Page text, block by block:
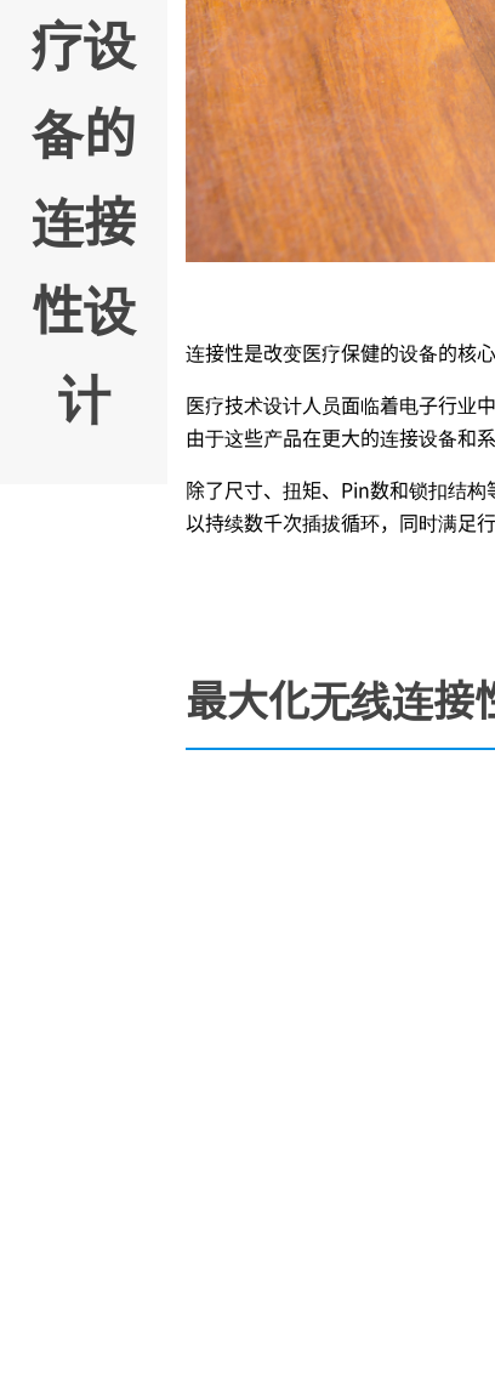
疗设
备的
连接
性设
计
连接性是改变医疗保健的设备的核
医疗技术设计人员面临着电子行业
由于这些产品在更大的连接设备和
除了尺寸、扭矩、Pin数和锁扣结
以持续数千次插拔循环，同时满足
最大化无线连接